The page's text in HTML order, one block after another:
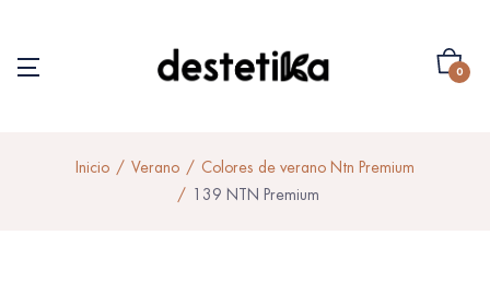
0
Inicio Verano
Colores de verano Ntn Premium
139 NTN Premium